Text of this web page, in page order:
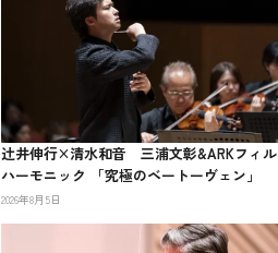
辻󠄀井伸行×清水和音 三浦文彰&ARKフィル
ハーモニック 「究極のベートーヴェン」
2026年8月5日